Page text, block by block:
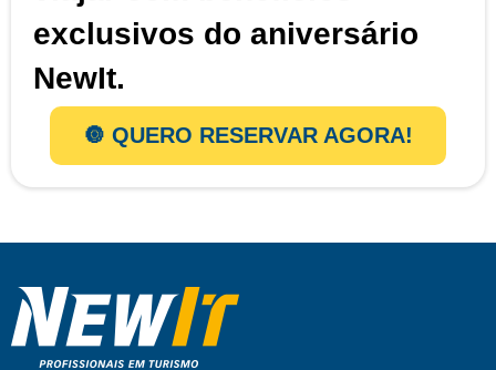
exclusivos do aniversário
NewIt.
🔘 QUERO RESERVAR AGORA!